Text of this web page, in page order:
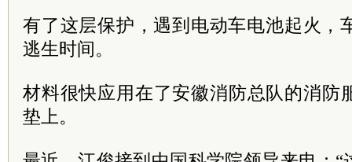
有了这层保护，遇到电动车电池起火，
逃生时间。
材料很快应用在了安徽消防总队的消防
垫上。